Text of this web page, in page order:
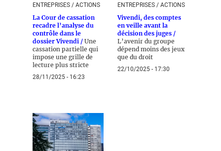
ENTREPRISES / ACTIONS
La Cour de cassation
recadre l’analyse du
contrôle dans le
dossier Vivendi / Une
cassation partielle qui
impose une grille de
lecture plus stricte
28/11/2025 - 16:23
ENTREPRISES / ACTIONS
Vivendi, des comptes
en veille avant la
décision des juges /
L’avenir du groupe
dépend moins des jeux
que du droit
22/10/2025 - 17:30